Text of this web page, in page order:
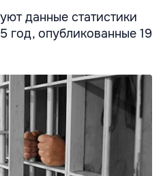
данные статистики
год, опубликованные 19